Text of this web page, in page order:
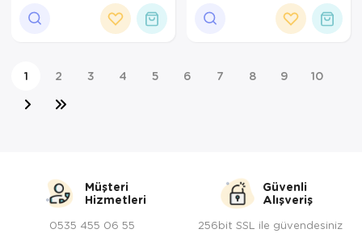
1 2 3 4 5 6 7 8 9 10
Müşteri
Hizmetleri
0535 455 06 55
Güvenli
Alışveriş
256bit SSL ile güvendesiniz